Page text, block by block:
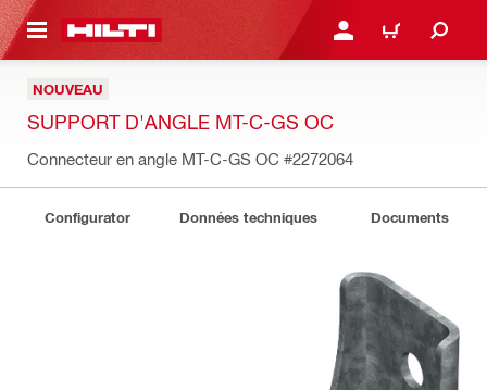
SE CONNECTER OU
PANIER
NOUVEAU
SUPPORT D'ANGLE MT-C-GS OC
Connecteur en angle MT-C-GS OC #2272064
Configurator Données techniques Documents